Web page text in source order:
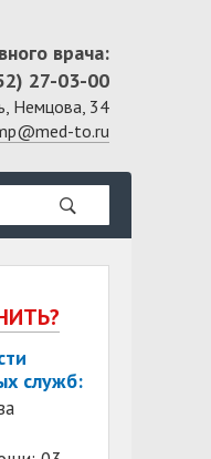
врача:
27-03-00
Немцова, 34
to.ru
служб: